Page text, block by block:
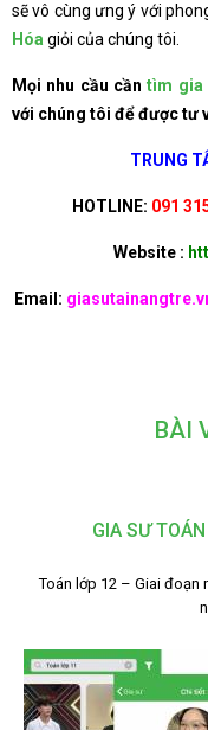
sẽ vô cùng ưng ý với
Hóa giỏi của chúng tôi.
Mọi nhu cầu cầntìm gia
với chúng tôi để được tư
TRUNG
HOTLINE: 091
Website :
Email:
BÀI
GIA SƯ
Toán lớp 12 – Giai đoạn